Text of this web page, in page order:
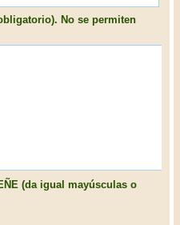
No se permiten
(da igual mayúsculas o